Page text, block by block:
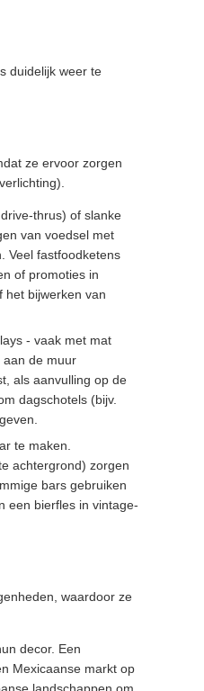
duidelijk weer te
ze ervoor zorgen
thrus) of slanke
van voedsel met
Veel fastfoodketens
of promoties in
het bijwerken van
- vaak met mat
aan de muur
als aanvulling op de
dagschotels (bijv.
te maken.
achtergrond) zorgen
bars gebruiken
een bierfles in vintage-
waardoor ze
decor. Een
Mexicaanse markt op